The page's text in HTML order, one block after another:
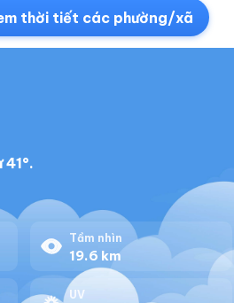
thời tiết các phường/xã
Tầm nhìn
19.6 km
UV